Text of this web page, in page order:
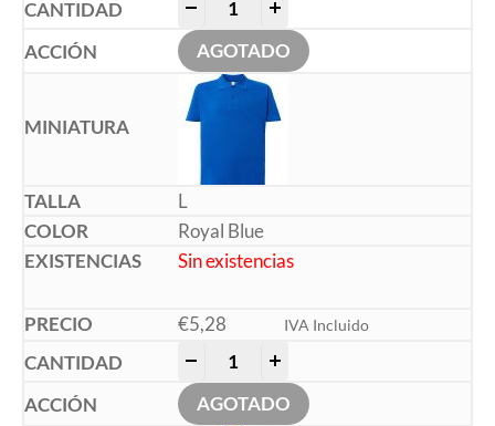
AGOTADO
L
Royal Blue
Sin existencias
€5,28 IVA Incluido
AGOTADO